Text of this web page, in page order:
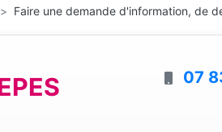
Faire une demande d'information, de
07